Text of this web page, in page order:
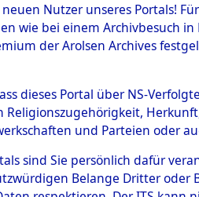
Nutzer unseres Portals!
wie bei einem Archivbesuch
der Arolsen Archives
dieses Portal über NS-
Religionszugehörigkeit,
und Parteien oder
sind Sie persönlich dafür
Belange Dritter